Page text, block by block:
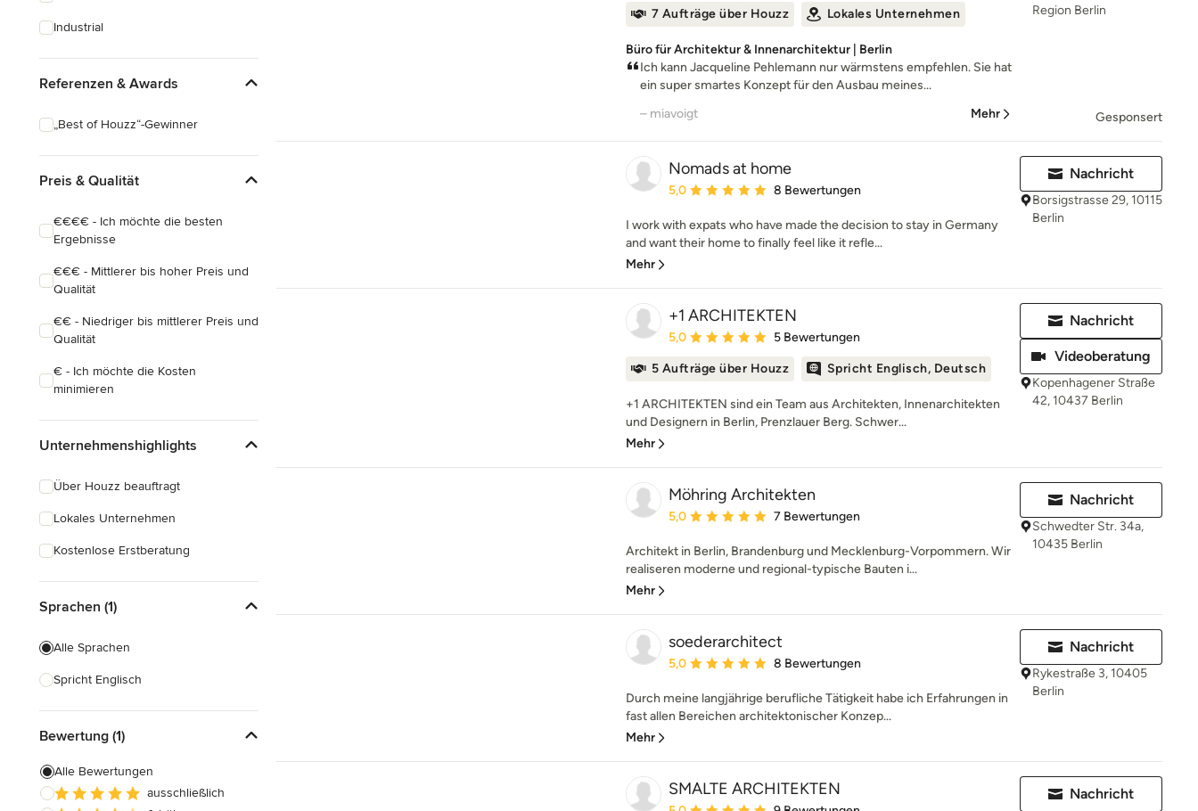
Industrial
Referenzen & Awards
„Best of Houzz“-Gewinner
Preis & Qualität
€€€€ - Ich möchte die besten
Ergebnisse
€€€ - Mittlerer bis hoher Preis und
Qualität
€€ - Niedriger bis mittlerer Preis und
Qualität
€ - Ich möchte die Kosten
minimieren
Unternehmenshighlights
Über Houzz beauftragt
Lokales Unternehmen
Kostenlose Erstberatung
Sprachen (1)
Alle Sprachen
Spricht Englisch
Bewertung (1)
Alle Bewertungen
ausschließlich
7 Aufträge über Houzz Lokales Unternehmen
Büro für Architektur & Innenarchitektur | Berlin
Ich kann Jacqueline Pehlemann nur wärmstens empfehlen. Sie hat
ein super smartes Konzept für den Ausbau meines...
– miavoigt
Mehr
Region Berlin
Gesponsert
Nomads at home
Durchschnittliche Bewertung: 5 von 5 Sternen
5,0 8 Bewertungen
I work with expats who have made the decision to stay in Germany
and want their home to finally feel like it refle...
Mehr
Nachricht
Borsigstrasse 29, 10115
Berlin
+1 ARCHITEKTEN
Durchschnittliche Bewertung: 5 von 5 Sternen
5,0 5 Bewertungen
5 Aufträge über Houzz Spricht Englisch, Deutsch
+1 ARCHITEKTEN sind ein Team aus Architekten, Innenarchitekten
und Designern in Berlin, Prenzlauer Berg. Schwer...
Mehr
Nachricht
Videoberatung
Kopenhagener Straße
42, 10437 Berlin
Möhring Architekten
Durchschnittliche Bewertung: 5 von 5 Sternen
5,0 7 Bewertungen
Architekt in Berlin, Brandenburg und Mecklenburg-Vorpommern. Wir
realiseren moderne und regional-typische Bauten i...
Mehr
Nachricht
Schwedter Str. 34a,
10435 Berlin
soederarchitect
Durchschnittliche Bewertung: 5 von 5 Sternen
5,0 8 Bewertungen
Durch meine langjährige berufliche Tätigkeit habe ich Erfahrungen in
fast allen Bereichen architektonischer Konzep...
Mehr
Nachricht
Rykestraße 3, 10405
Berlin
SMALTE ARCHITEKTEN Nachricht